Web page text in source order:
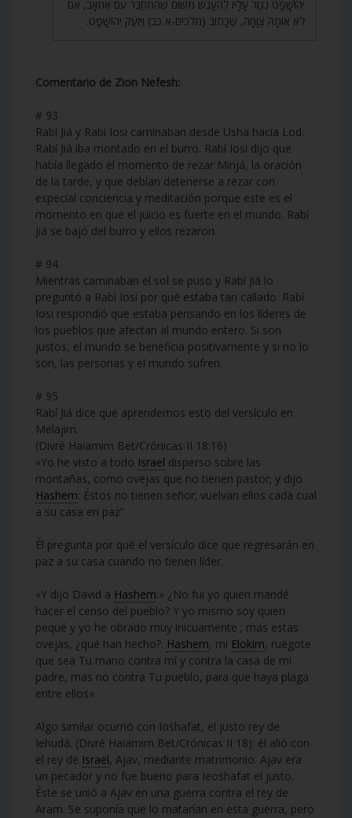
יְהוֹשָׁפָט נִגְזַר עָלָיו לְהֵעָנֵשׁ מִשּׁוּם שֶׁהִתְחַבֵּר עִם אַחְאָב, אִם
לֹא אוֹתָהּ צְוָחָה, שֶׁכָּתוּב (מלכים-א כב) וַיִּזְעַק יְהוֹשָׁפָט.
Comentario de Zion Nefesh:
# 93
Rabí Jiá y Rabi Iosi caminaban desde Usha hacia Lod.
Rabí Jiá iba montado en el burro. Rabí Iosi dijo que
había llegado el momento de rezar Minjá, la oración
de la tarde, y que debían detenerse a rezar con
especial conciencia y meditación porque este es el
momento en que el juicio es fuerte en el mundo. Rabí
Jiá se bajó del burro y ellos rezaron.
# 94
Mientras caminaban el sol se puso y Rabí Jiá lo
preguntó a Rabí Iosi por qué estaba tan callado. Rabí
Iosi respondió que estaba pensando en los líderes de
los pueblos que afectan al mundo entero. Si son
justos, el mundo se beneficia positivamente y si no lo
son, las personas y el mundo sufren.
# 95
Rabí Jiá dice que aprendemos esto del versículo en
Melajim.
(Divré Haiamim Bet/Crónicas II 18:16)
«Yo he visto a todo Israel disperso sobre las
montañas, como ovejas que no tienen pastor; y dijo
Hashem: Éstos no tienen señor; vuelvan ellos cada cual
a su casa en paz”
Él pregunta por qué el versículo dice que regresarán en
paz a su casa cuando no tienen líder.
«Y dijo David a Hashem:» ¿No fui yo quien mandé
hacer el censo del pueblo? Y yo mismo soy quien
pequé y yo he obrado muy inicuamente ; mas estas
ovejas, ¿qué han hecho?. Hashem, mi Elokim, ruégote
que sea Tu mano contra mí y contra la casa de mi
padre, mas no contra Tu pueblo, para que haya plaga
entre ellos»
Algo similar ocurrió con Ioshafat, el justo rey de
Iehudá. (Divré Haiamim Bet/Crónicas II 18): él alió con
el rey de Israel, Ajav, mediante matrimonio. Ajav era
un pecador y no fue bueno para Ieoshafat el justo.
Éste se unió a Ajav en una guerra contra el rey de
Aram. Se suponía que lo matarían en esta guerra, pero